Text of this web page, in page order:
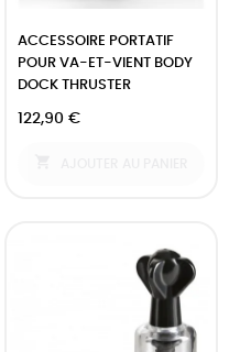
ACCESSOIRE PORTATIF
POUR VA-ET-VIENT BODY
DOCK THRUSTER
122,90 €